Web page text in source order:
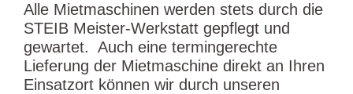
Alle Mietmaschinen werden stets durch die
STEIB Meister-Werkstatt gepflegt und
gewartet. Auch eine termingerechte
Lieferung der Mietmaschine direkt an Ihren
Einsatzort können wir durch unseren